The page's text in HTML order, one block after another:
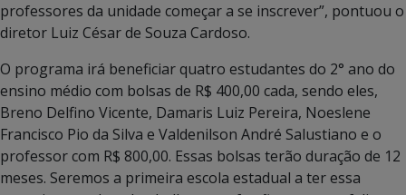
professores da unidade começar a se inscrever”, pontuou o
diretor Luiz César de Souza Cardoso.
O programa irá beneficiar quatro estudantes do 2° ano do
ensino médio com bolsas de R$ 400,00 cada, sendo eles,
Breno Delfino Vicente, Damaris Luiz Pereira, Noeslene
Francisco Pio da Silva e Valdenilson André Salustiano e o
professor com R$ 800,00. Essas bolsas terão duração de 12
meses. Seremos a primeira escola estadual a ter essa